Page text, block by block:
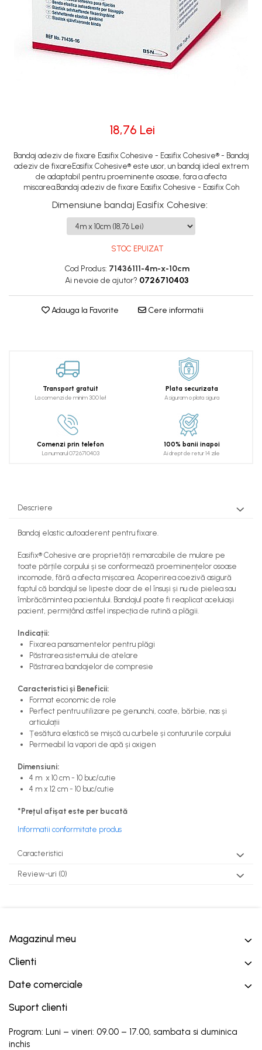
18,76 Lei
Bandaj adeziv de fixare Easifix Cohesive - Easifix Cohesive® - Bandaj
adeziv de fixareEasifix Cohesive® este usor, un bandaj ideal extrem
de adaptabil pentru proeminente osoase, fara a afecta
miscarea.Bandaj adeziv de fixare Easifix Cohesive - Easifix Coh
Dimensiune bandaj Easifix Cohesive:
STOC EPUIZAT
Cod Produs: 71436111-4m-x-10cm
Ai nevoie de ajutor? 0726710403
Adauga la Favorite Cere informatii
Transport gratuit
La comenzi de minim 300 lei!
Plata securizata
Asiguram o plata sigura
Comenzi prin telefon
La numarul 0726710403
100% banii inapoi
Ai drept de retur 14 zile
Descriere
Bandaj elastic autoaderent pentru fixare.
Easifix® Cohesive are proprietăți remarcabile de mulare pe
toate părțile corpului și se conformează proeminențelor osoase
incomode, fără a afecta mișcarea. Acoperirea coezivă asigură
faptul că bandajul se lipeste doar de el însuși și nu de pielea sau
îmbrăcămintea pacientului. Bandajul poate fi reaplicat aceluiași
pacient, permițând astfel inspecția de rutină a plăgii.
Indicații:
Fixarea pansamentelor pentru plăgi
Păstrarea sistemului de atelare
Păstrarea bandajelor de compresie
Caracteristici și Beneficii:
Format economic de role
Perfect pentru utilizare pe genunchi, coate, bărbie, nas și
articulații
Țesătura elastică se mișcă cu curbele și contururile corpului
Permeabil la vapori de apă și oxigen
Dimensiuni:
4 m x 10 cm - 10 buc/cutie
4 m x 12 cm - 10 buc/cutie
*Prețul afișat este per bucată
Informatii conformitate produs
Caracteristici
Review-uri (0)
Magazinul meu
Clienti
Date comerciale
Suport clienti
Program: Luni – vineri: 09.00 – 17.00, sambata si duminica
inchis